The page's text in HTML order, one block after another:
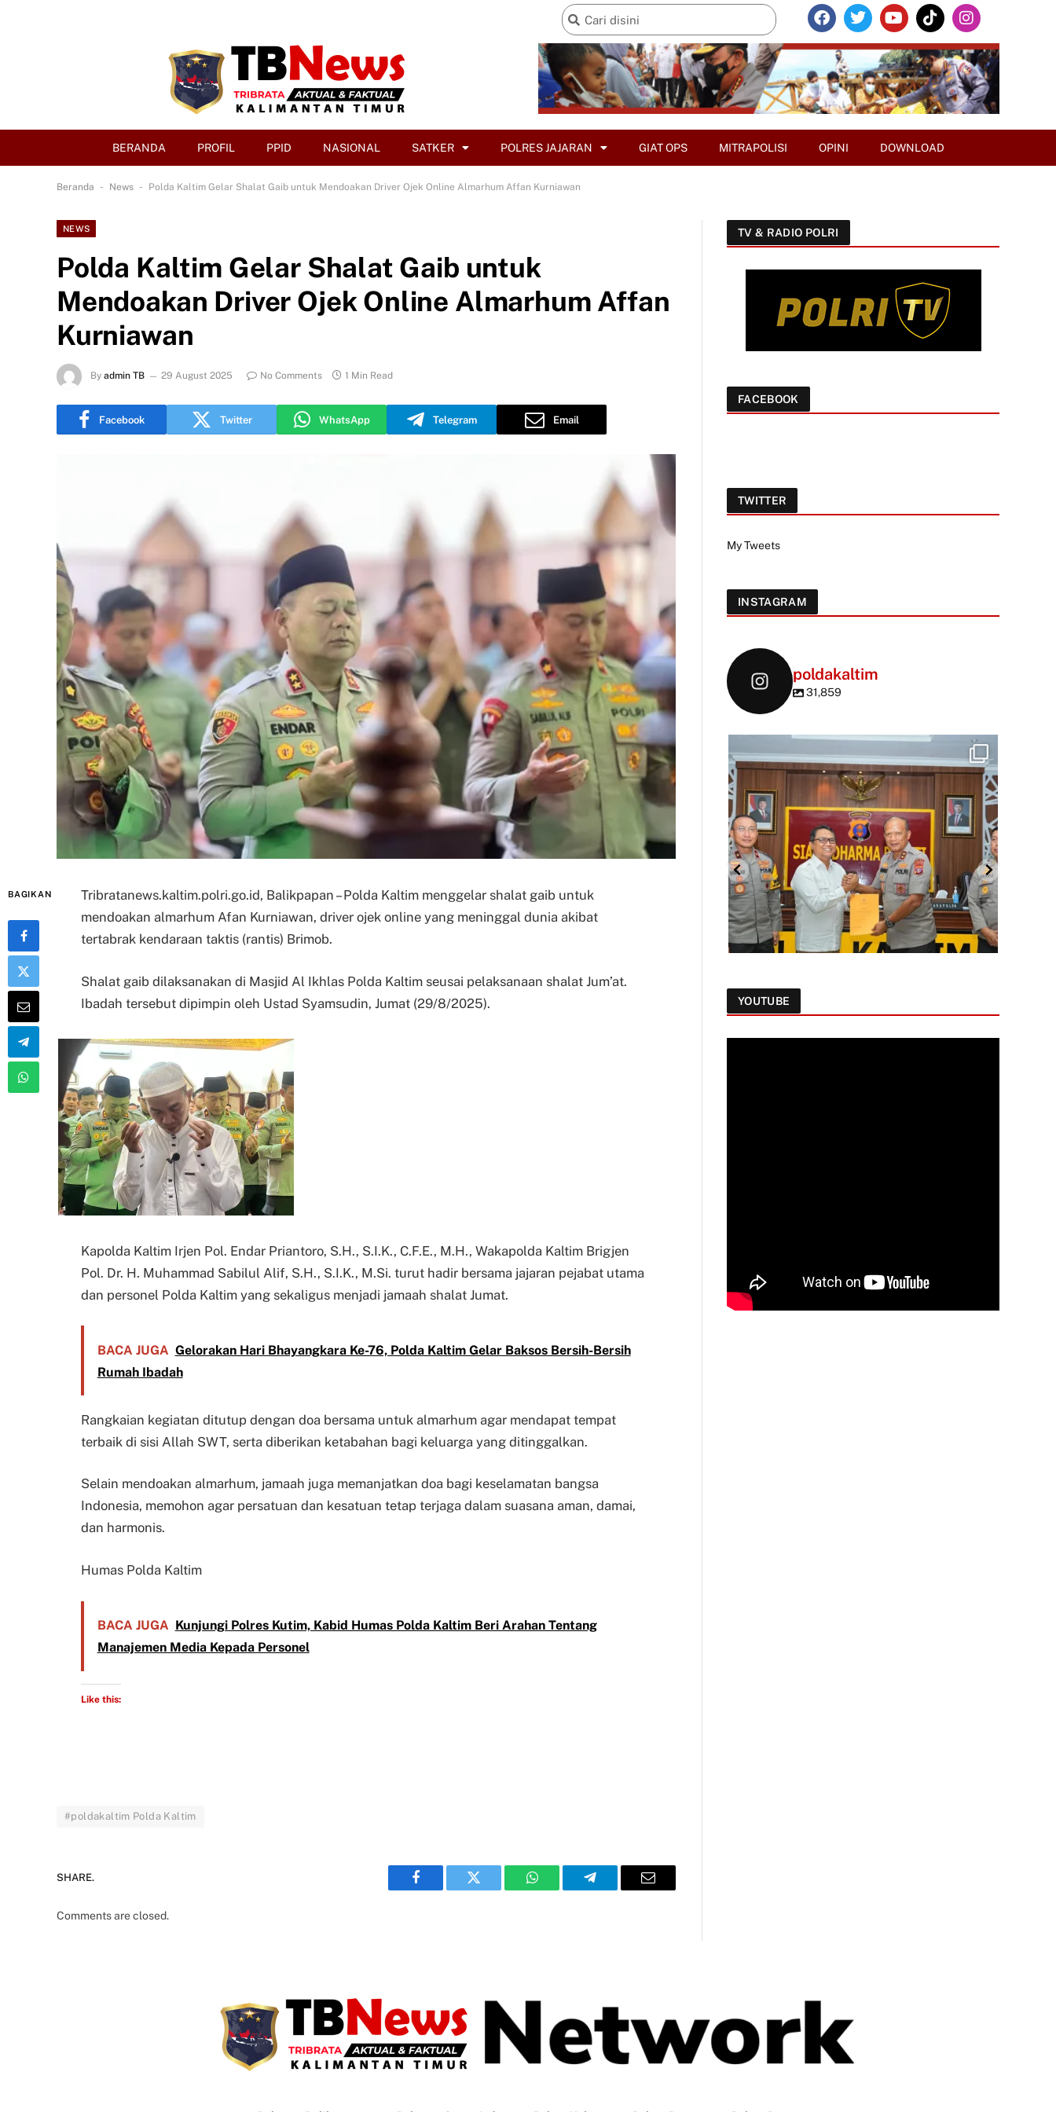
BERANDA PROFIL PPID NASIONAL SATKER POLRES JAJARAN GIAT OPS MITRAPOLISI OPINI DOWNLOAD
Beranda - News - Polda Kaltim Gelar Shalat Gaib untuk Mendoakan Driver Ojek Online Almarhum Affan Kurniawan
NEWS
Polda Kaltim Gelar Shalat Gaib untuk
Mendoakan Driver Ojek Online Almarhum Affan
Kurniawan
By admin TB 29 August 2025 No Comments 1 Min Read
Facebook Twitter WhatsApp Telegram Email
BAGIKAN
Tribratanews.kaltim.polri.go.id, Balikpapan – Polda Kaltim menggelar shalat gaib untuk
mendoakan almarhum Afan Kurniawan, driver ojek online yang meninggal dunia akibat
tertabrak kendaraan taktis (rantis) Brimob.
Shalat gaib dilaksanakan di Masjid Al Ikhlas Polda Kaltim seusai pelaksanaan shalat Jum’at.
Ibadah tersebut dipimpin oleh Ustad Syamsudin, Jumat (29/8/2025).
Kapolda Kaltim Irjen Pol. Endar Priantoro, S.H., S.I.K., C.F.E., M.H., Wakapolda Kaltim Brigjen
Pol. Dr. H. Muhammad Sabilul Alif, S.H., S.I.K., M.Si. turut hadir bersama jajaran pejabat utama
dan personel Polda Kaltim yang sekaligus menjadi jamaah shalat Jumat.
BACA JUGA Gelorakan Hari Bhayangkara Ke-76, Polda Kaltim Gelar Baksos Bersih-Bersih
Rumah Ibadah
Rangkaian kegiatan ditutup dengan doa bersama untuk almarhum agar mendapat tempat
terbaik di sisi Allah SWT, serta diberikan ketabahan bagi keluarga yang ditinggalkan.
Selain mendoakan almarhum, jamaah juga memanjatkan doa bagi keselamatan bangsa
Indonesia, memohon agar persatuan dan kesatuan tetap terjaga dalam suasana aman, damai,
dan harmonis.
Humas Polda Kaltim
BACA JUGA Kunjungi Polres Kutim, Kabid Humas Polda Kaltim Beri Arahan Tentang
Manajemen Media Kepada Personel
Like this:
#poldakaltim Polda Kaltim
SHARE.
Facebook Twitter WhatsAppTelegram Email
Comments are closed.
TV & RADIO POLRI
FACEBOOK
TWITTER
My Tweets
INSTAGRAM
poldakaltim
31,859
YOUTUBE